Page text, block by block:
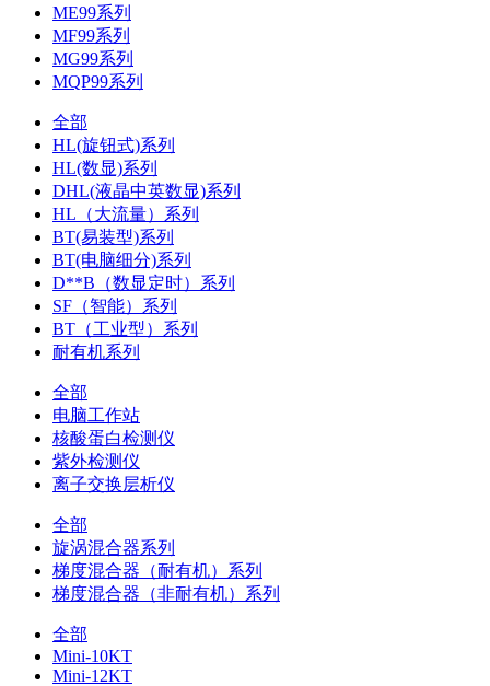
ME99系列
MF99系列
MG99系列
MQP99系列
全部
HL(旋钮式)系列
HL(数显)系列
DHL(液晶中英数显)系列
HL（大流量）系列
BT(易装型)系列
BT(电脑细分)系列
D**B（数显定时）系列
SF（智能）系列
BT（工业型）系列
耐有机系列
全部
电脑工作站
核酸蛋白检测仪
紫外检测仪
离子交换层析仪
全部
旋涡混合器系列
梯度混合器（耐有机）系列
梯度混合器（非耐有机）系列
全部
Mini-10KT
Mini-12KT